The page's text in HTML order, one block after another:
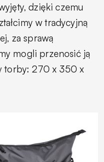
dzięki czemu
w tradycyjną
za sprawą
mogli przenosić ją
torby: 270 x 350 x